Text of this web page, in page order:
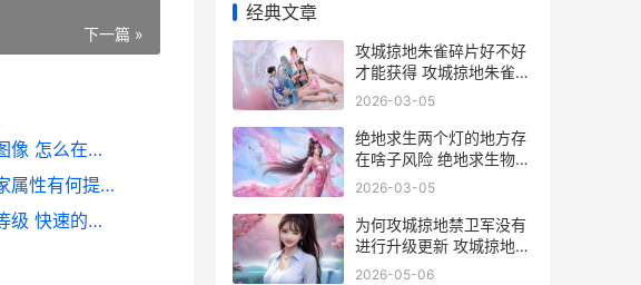
下一篇 »
怎么在暗区突围中选择垃圾完美的图像 怎么在暗区突围里快速赚钱
花千骨手机游戏坐骑被动技能对玩家属性有何提高 花千骨游戏官网下载
怎么利用快速战斗提高攻城掠地的等级 快速的战斗叫什么
经典文章
攻城掠地朱雀碎片好不好
才能获得 攻城掠地朱雀套
装碎片怎么合成
2026-03-05
绝地求生两个灯的地方存
在啥子风险 绝地求生物品
闪光怎么调
2026-03-05
为何攻城掠地禁卫军没有
进行升级更新 攻城掠地禁
足
2026-05-06